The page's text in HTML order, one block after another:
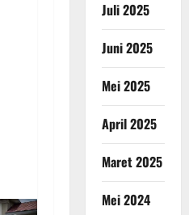
Juli 2025
Juni 2025
Mei 2025
April 2025
Maret 2025
Mei 2024